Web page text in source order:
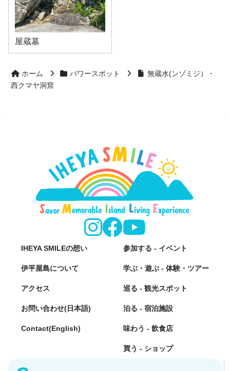
屋蔵墓
ホーム パワースポット
無蔵水(ンゾミジ）・
西クマヤ洞窟
IHEYA SMILEの想い
伊平屋島について
アクセス
お問い合わせ(日本語)
Contact(English)
参加する - イベント
学ぶ・遊ぶ - 体験・ツアー
巡る - 観光スポット
泊る - 宿泊施設
味わう - 飲食店
買う - ショップ